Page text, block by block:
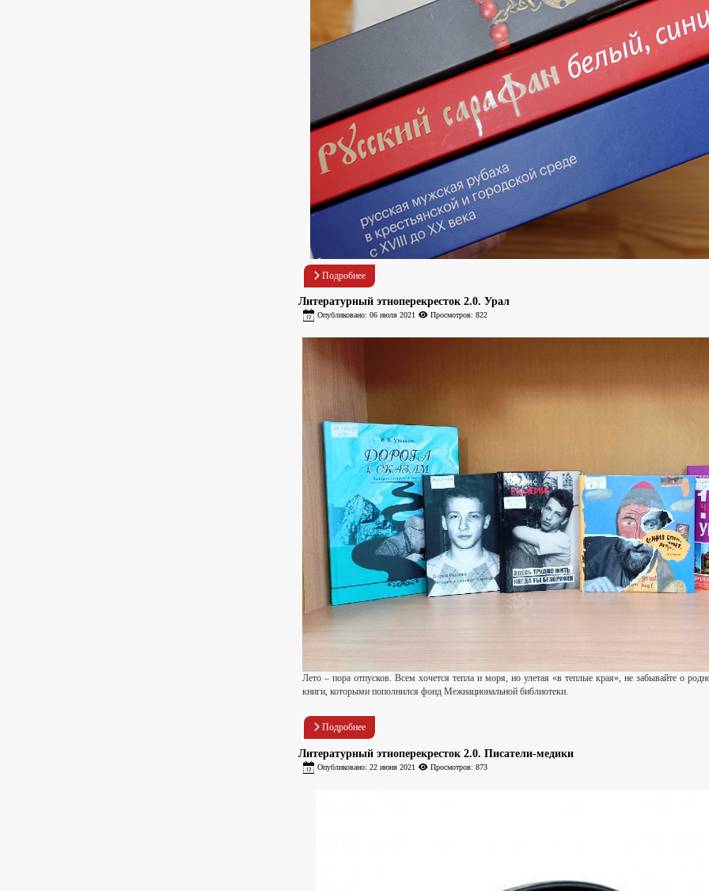
Подробнее
Литературный этноперекресток 2.0. Урал
Опубликовано: 06 июля 2021 Просмотров: 822
Лето – пора отпусков. Всем хочется тепла и моря, но улетая «в теплые края», не забывайте о
книги, которыми пополнился фонд Межнациональной библиотеки.
Подробнее
Литературный этноперекресток 2.0. Писатели-медики
Опубликовано: 22 июня 2021 Просмотров: 873